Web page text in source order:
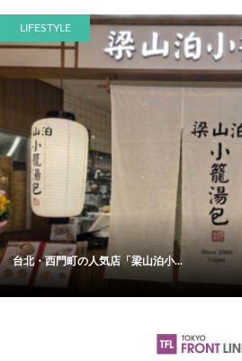
LIFESTYLE
台北・西門町の人気店「梁山泊小...